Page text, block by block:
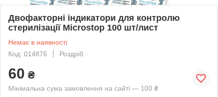
Двофакторні індикатори для контролю
стерилізації Microstop 100 шт/лист
Немає в наявності
Код: 014876
Роздріб
60 ₴
Мінімальна сума замовлення на сайті — 100 ₴